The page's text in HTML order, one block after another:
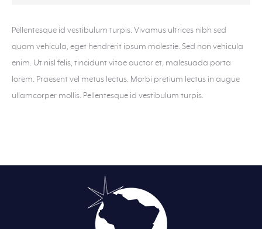
Pellentesque id vestibulum turpis. Vivamus ultrices nibh sed
quam vehicula, eget hendrerit ipsum molestie. Sed non vehicula
enim. Ut nisl felis, tincidunt vitae auctor et, malesuada porta
lorem. Praesent vel metus lectus. Morbi pretium lectus in augue
ullamcorper mollis. Pellentesque id vestibulum turpis.